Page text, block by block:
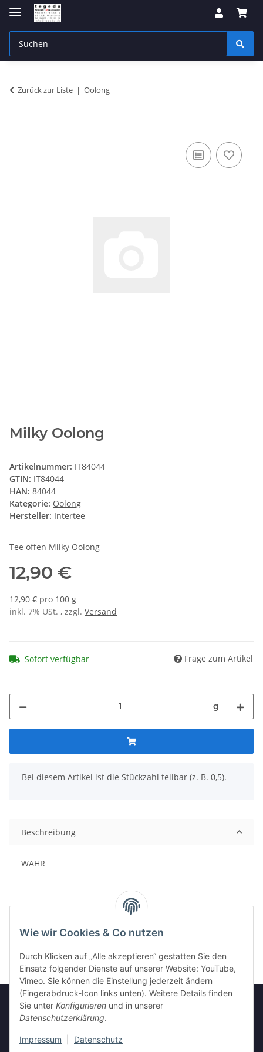
Wie wir Cookies & Co nutzen
Durch Klicken auf „Alle akzeptieren“ gestatten Sie den
Einsatz folgender Dienste auf unserer Website: YouTube,
Vimeo. Sie können die Einstellung jederzeit ändern
(Fingerabdruck-Icon links unten). Weitere Details finden
Sie unter Konfigurieren und in unserer
Datenschutzerklärung.
Impressum Datenschutz
Zurück zur Liste Oolong
Milky Oolong
Artikelnummer: IT84044
GTIN: IT84044
HAN: 84044
Kategorie: Oolong
Hersteller: Intertee
Tee offen Milky Oolong
12,90 €
12,90 € pro 100 g
inkl. 7% USt. , zzgl. Versand
Sofort verfügbar Frage zum Artikel
g
x
Bei diesem Artikel ist die Stückzahl teilbar (z. B. 0,5).
Beschreibung
WAHR